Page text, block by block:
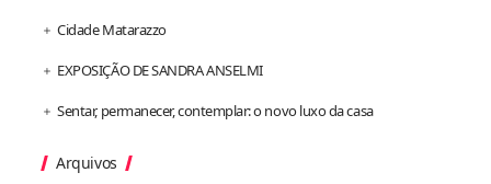
Cidade Matarazzo
EXPOSIÇÃO DE SANDRA ANSELMI
Sentar, permanecer, contemplar: o novo luxo da casa
Arquivos